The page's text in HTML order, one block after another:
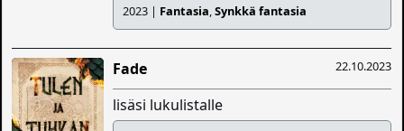
2023 | Fantasia,Synkkä fantasia
22.10.2023
Fade
lisäsi lukulistalle